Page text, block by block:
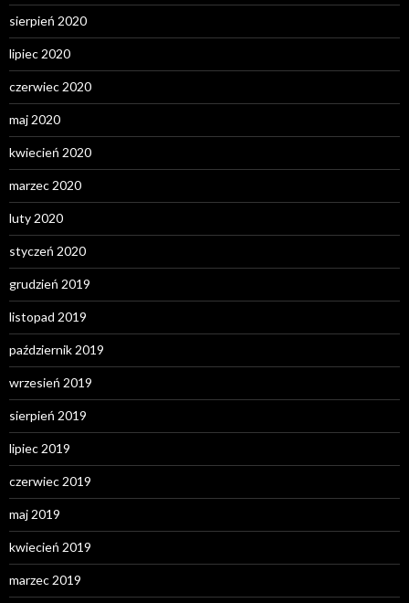
sierpień 2020
lipiec 2020
czerwiec 2020
maj 2020
kwiecień 2020
marzec 2020
luty 2020
styczeń 2020
grudzień 2019
listopad 2019
październik 2019
wrzesień 2019
sierpień 2019
lipiec 2019
czerwiec 2019
maj 2019
kwiecień 2019
marzec 2019